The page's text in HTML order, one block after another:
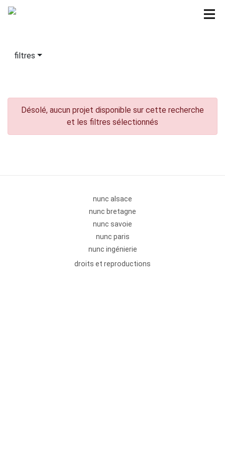
filtres
Désolé, aucun projet disponible sur cette recherche
et les filtres sélectionnés
nunc alsace
nunc bretagne
nunc savoie
nunc paris
nunc ingénierie
droits et reproductions